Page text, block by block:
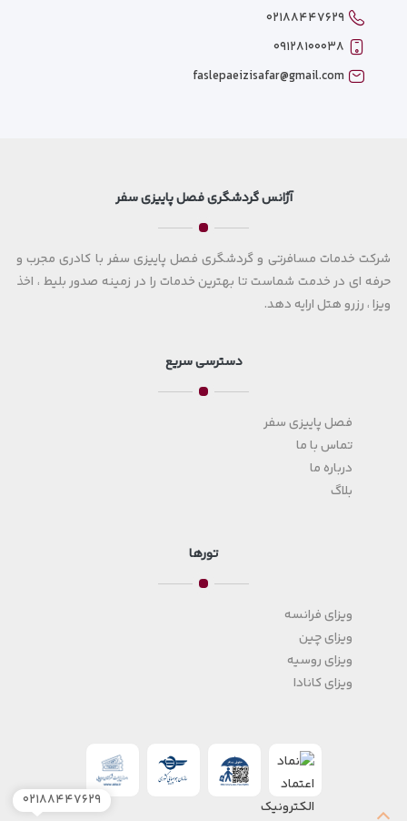
۰۲۱۸۸۴۴۷۶۲۹
۰۹۱۲۸۱۰۰۰۳۸
faslepaeizisafar@gmail.com
آژانس گردشگری فصل پاییزی سفر
شرکت خدمات مسافرتی و گردشگری فصل پاییزی سفر با کادری مجرب و
حرفه ای در خدمت شماست تا بهترین خدمات را در زمینه صدور بلیط ، اخذ
ویزا ، رزرو هتل ارایه دهد.
دسترسی سریع
فصل پاییزی سفر
تماس با ما
درباره ما
بلاگ
تورها
ویزای فرانسه
ویزای چین
ویزای روسیه
ویزای کانادا
۰۲۱۸۸۴۴۷۶۲۹